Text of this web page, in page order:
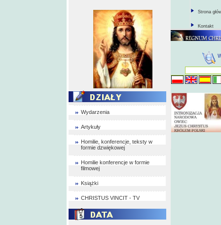
Wydarzenia
Artykuły
Homilie, konferencje, teksty w
formie dzwiękowej
Homilie konferencje w formie
filmowej
Książki
CHRISTUS VINCIT - TV
Strona
Kontakt